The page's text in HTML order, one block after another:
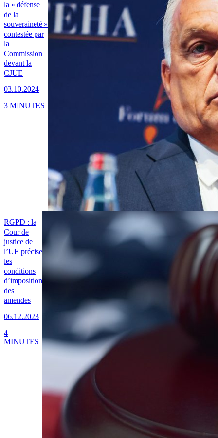
la « défense
de la
souveraineté »
contestée par
la
Commission
devant la
CJUE
03.10.2024
3 MINUTES
RGPD : la
Cour de
justice de
l’UE précise
les
conditions
d’imposition
des
amendes
06.12.2023
4
MINUTES